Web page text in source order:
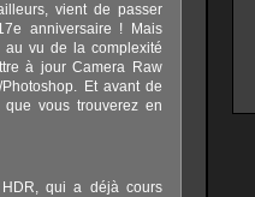
vient de passer
anniversaire ! Mais
vu de la complexité
à jour Camera Raw
Et avant de
vous trouverez en
qui a déjà cours